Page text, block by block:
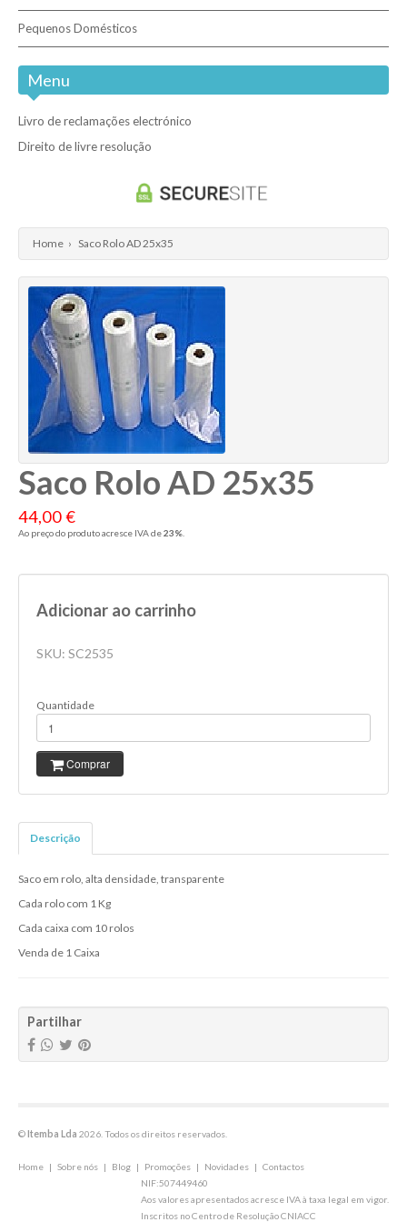
Cantos de Protecção
Pequenos Domésticos
Menu
Livro de reclamações electrónico
Direito de livre resolução
Home › Saco Rolo AD 25x35
Saco Rolo AD 25x35
44,00 €
Ao preço do produto acresce IVA de23%
Adicionar ao carrinho
SKU: SC2535
Quantidade
Comprar
Descrição
Saco em rolo, alta densidade, transparente
Cada rolo com 1 Kg
Cada caixa com 10 rolos
Venda de 1 Caixa
Partilhar
©Itemba Lda 2026. Todos os direitos reservados.
Home | Sobre nós | Blog | Promoções | Novidades | Contactos
NIF:507449460
Aos valores apresentados acresce IVA à taxa legal em vigor.
Inscritos no Centro de Resolução CNIACC